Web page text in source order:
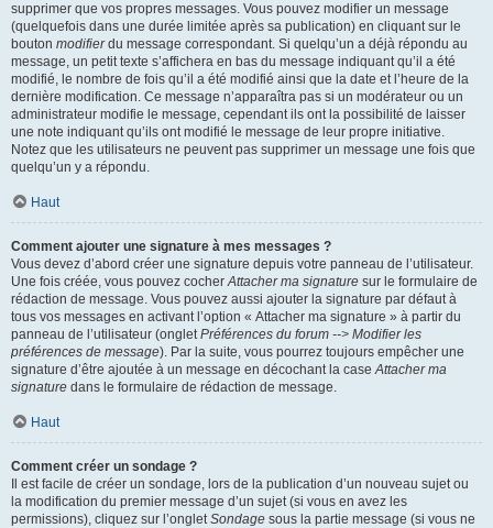
supprimer que vos propres messages. Vous pouvez modifier un message
(quelquefois dans une durée limitée après sa publication) en cliquant sur le
bouton modifierdu message correspondant. Si quelqu’un a déjà répondu au
message, un petit texte s’affichera en bas du message indiquant qu’il a été
modifié, le nombre de fois qu’il a été modifié ainsi que la date et l’heure de la
dernière modification. Ce message n’apparaîtra pas si un modérateur ou un
administrateur modifie le message, cependant ils ont la possibilité de laisser
une note indiquant qu’ils ont modifié le message de leur propre initiative.
Notez que les utilisateurs ne peuvent pas supprimer un message une fois que
quelqu’un y a répondu.
Haut
Comment ajouter une signature à mes messages ?
Vous devez d’abord créer une signature depuis votre panneau de l’utilisateur.
Une fois créée, vous pouvez cocherAttacher ma signature sur le formulaire de
rédaction de message. Vous pouvez aussi ajouter la signature par défaut à
tous vos messages en activant l’option « Attacher ma signature » à partir du
panneau de l’utilisateur (ongletPréférences du forum --> Modifier les
préférences de message). Par la suite, vous pourrez toujours empêcher une
signature d’être ajoutée à un message en décochant la caseAttacher ma
signature dans le formulaire de rédaction de message.
Haut
Comment créer un sondage ?
Il est facile de créer un sondage, lors de la publication d’un nouveau sujet ou
la modification du premier message d’un sujet (si vous en avez les
permissions), cliquez sur l’ongletSondage sous la partie message (si vous ne